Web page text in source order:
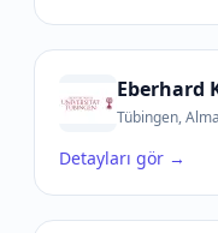
Eberhard
Tübingen,
Detayları gör →